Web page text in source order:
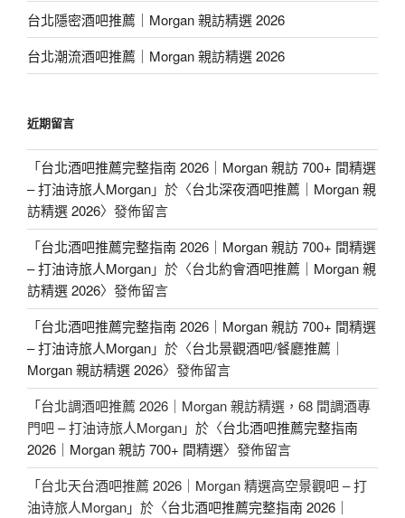
台北隱密酒吧推薦｜Morgan 親訪精選 2026
台北潮流酒吧推薦｜Morgan 親訪精選 2026
近期留言
「台北酒吧推薦完整指南 2026｜Morgan 親訪 700+ 間精選
– 打油诗旅人Morgan」於〈台北深夜酒吧推薦｜Morgan 親
訪精選 2026〉發佈留言
「台北酒吧推薦完整指南 2026｜Morgan 親訪 700+ 間精選
– 打油诗旅人Morgan」於〈台北約會酒吧推薦｜Morgan 親
訪精選 2026〉發佈留言
「台北酒吧推薦完整指南 2026｜Morgan 親訪 700+ 間精選
– 打油诗旅人Morgan」於〈台北景觀酒吧/餐廳推薦｜
Morgan 親訪精選 2026〉發佈留言
「台北調酒吧推薦 2026｜Morgan 親訪精選，68 間調酒專
門吧 – 打油诗旅人Morgan」於〈台北酒吧推薦完整指南
2026｜Morgan 親訪 700+ 間精選〉發佈留言
「台北天台酒吧推薦 2026｜Morgan 精選高空景觀吧 – 打
油诗旅人Morgan」於〈台北酒吧推薦完整指南 2026｜